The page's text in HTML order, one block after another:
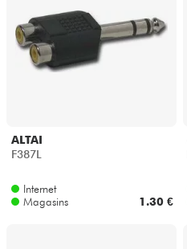
Batteries & Percu
ALTAI
F387L
Internet
Magasins
1.30 €